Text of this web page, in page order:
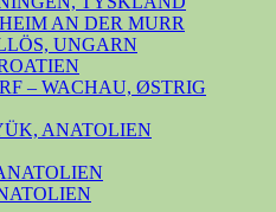
AN DER MURR
UNGARN
– WACHAU, ØSTRIG
ANATOLIEN